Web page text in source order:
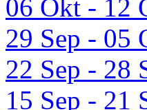
06 Okt - 12
29 Sep - 05
22 Sep - 28
15 Sep - 21